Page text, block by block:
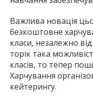
Важлива новація
безкоштовне
класи, незалежно
торік така
класів, то тепер
Харчування
кейтерингу.